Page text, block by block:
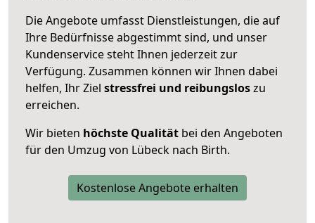
Die Angebote umfasst Dienstleistungen, die auf
Ihre Bedürfnisse abgestimmt sind, und unser
Kundenservice steht Ihnen jederzeit zur
Verfügung. Zusammen können wir Ihnen dabei
helfen, Ihr Ziel stressfrei und reibungsloszu
erreichen.
Wir bieten höchste Qualität bei den Angeboten
für den Umzug von Lübeck nach Birth.
Kostenlose Angebote erhalten